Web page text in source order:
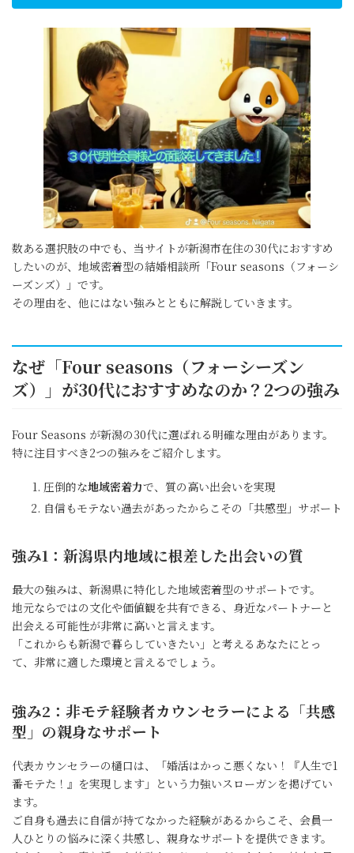
数ある選択肢の中でも、当サイトが新潟市在住の30代におすすめ
したいのが、地域密着型の結婚相談所「Four seasons（フォーシ
ーズンズ）」です。
その理由を、他にはない強みとともに解説していきます。
なぜ「Four seasons（フォーシーズン
ズ）」が30代におすすめなのか？2つの強み
Four Seasons が新潟の30代に選ばれる明確な理由があります。
特に注目すべき2つの強みをご紹介します。
圧倒的な地域密着力で、質の高い出会いを実現
自信もモテない過去があったからこその「共感型」サポート
強み1：新潟県内地域に根差した出会いの質
最大の強みは、新潟県に特化した地域密着型のサポートです。
地元ならではの文化や価値観を共有できる、身近なパートナーと
出会える可能性が非常に高いと言えます。
「これからも新潟で暮らしていきたい」と考えるあなたにとっ
て、非常に適した環境と言えるでしょう。
強み2：非モテ経験者カウンセラーによる「共感
型」の親身なサポート
代表カウンセラーの樋口は、「婚活はかっこ悪くない！『人生で1
番モテた！』を実現します」という力強いスローガンを掲げてい
ます。
ご自身も過去に自信が持てなかった経験があるからこそ、会員一
人ひとりの悩みに深く共感し、親身なサポートを提供できます。